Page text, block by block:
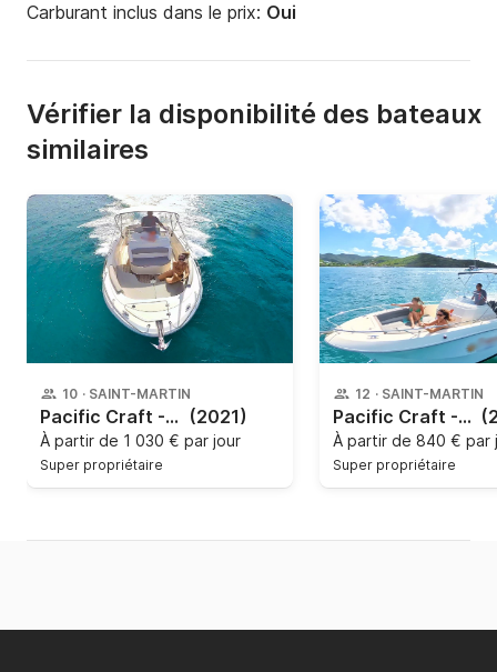
Carburant inclus dans le prix: Oui
Vérifier la disponibilité des bateaux
similaires
10 · SAINT-MARTIN
Pacific Craft - Open 670 (2021)
À partir de 1 030 € par jour
Super propriétaire
12 · SAINT-MARTIN
Pacific Craft - Open 750
À partir de 840 € par
Super propriétaire